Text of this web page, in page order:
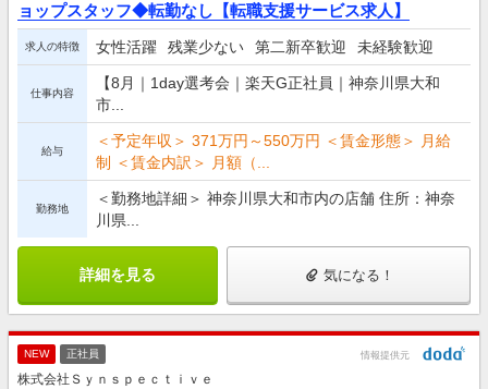
ョップスタッフ◆転勤なし【転職支援サービス求人】
求人の特徴 女性活躍 残業少ない 第二新卒歓迎 未経験歓迎
仕事内容
【8月｜1day選考会｜楽天G正社員｜神奈川県大和
市...
給与
＜予定年収＞ 371万円～550万円 ＜賃金形態＞ 月給
制 ＜賃金内訳＞ 月額（...
勤務地
＜勤務地詳細＞ 神奈川県大和市内の店舗 住所：神奈
川県...
詳細を見る 気になる！
NEW 正社員 情報提供元
株式会社Ｓｙｎｓｐｅｃｔｉｖｅ